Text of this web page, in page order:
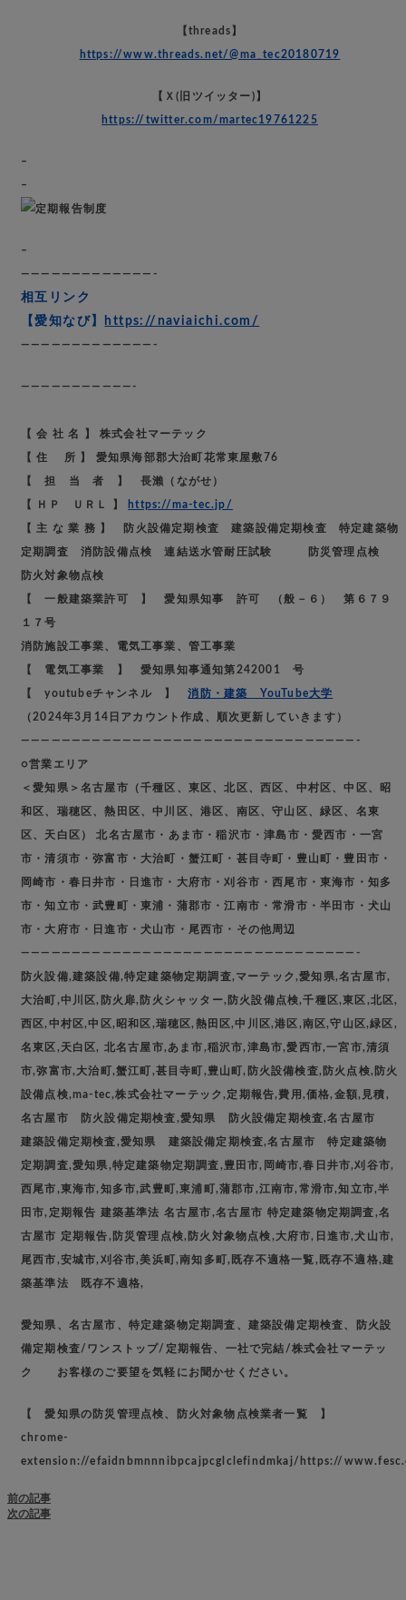
【threads】
https://www.threads.net/@ma_tec20180719
【Ｘ(旧ツイッター)】
https://twitter.com/martec19761225
–
–
–
—————————————-
相互リンク
【愛知なび】
https://naviaichi.com/
—————————————-
———————————-
【 会 社 名 】 株式会社マーテック
【 住 所 】 愛知県海部郡大治町花常東屋敷76
【 担 当 者 】 長瀨（ながせ）
【 ＨＰ ＵＲＬ 】 https://ma-tec.jp/
【 主 な 業 務 】 防火設備定期検査 建築設備定期検査 特定建築物
定期調査 消防設備点検 連結送水管耐圧試験 防災管理点検
防火対象物点検
【 一般建築業許可 】 愛知県知事 許可 （般－６） 第６７９
１７号
消防施設工事業、電気工事業、管工事業
【 電気工事業 】 愛知県知事通知第242001 号
【 youtubeチャンネル 】消防・建築 YouTube大学
（2024年3月14日アカウント作成、順次更新していきます）
—————————————————————————————————-
○営業エリア
＜愛知県＞名古屋市（千種区、東区、北区、西区、中村区、中区、昭
和区、瑞穂区、熱田区、中川区、港区、南区、守山区、緑区、名東
区、天白区） 北名古屋市・あま市・稲沢市・津島市・愛西市・一宮
市・清須市・弥富市・大治町・蟹江町・甚目寺町・豊山町・豊田市・
岡崎市・春日井市・日進市・大府市・刈谷市・西尾市・東海市・知多
市・知立市・武豊町・東浦・蒲郡市・江南市・常滑市・半田市・犬山
市・大府市・日進市・犬山市・尾西市・その他周辺
—————————————————————————————————-
防火設備,建築設備,特定建築物定期調査,マーテック,愛知県,名古屋市,
大治町,中川区,防火扉,防火シャッター,防火設備点検,千種区,東区,北区,
西区,中村区,中区,昭和区,瑞穂区,熱田区,中川区,港区,南区,守山区,緑区,
名東区,天白区, 北名古屋市,あま市,稲沢市,津島市,愛西市,一宮市,清須
市,弥富市,大治町,蟹江町,甚目寺町,豊山町,防火設備検査,防火点検,防火
設備点検,ma-tec,株式会社マーテック,定期報告,費用,価格,金額,見積,
名古屋市 防火設備定期検査,愛知県 防火設備定期検査,名古屋市
建築設備定期検査,愛知県 建築設備定期検査,名古屋市 特定建築物
定期調査,愛知県,特定建築物定期調査,豊田市,岡崎市,春日井市,刈谷市,
西尾市,東海市,知多市,武豊町,東浦町,蒲郡市,江南市,常滑市,知立市,半
田市,定期報告 建築基準法 名古屋市,名古屋市 特定建築物定期調査,名
古屋市 定期報告,防災管理点検,防火対象物点検,大府市,日進市,犬山市,
尾西市,安城市,刈谷市,美浜町,南知多町,既存不適格一覧,既存不適格,建
築基準法 既存不適格,
愛知県、名古屋市、特定建築物定期調査、建築設備定期検査、防火設
備定期検査/ワンストップ/定期報告、一社で完結/株式会社マーテッ
ク お客様のご要望を気軽にお聞かせください。
【 愛知県の防災管理点検、防火対象物点検業者一覧 】
chrome-
extension://efaidnbmnnnibpcajpcglclefindmkaj/https://
前の記事
次の記事